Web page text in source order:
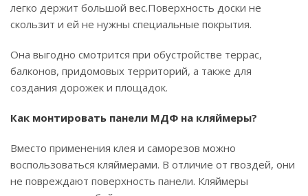
легко держит большой вес.Поверхность доски не
скользит и ей не нужны специальные покрытия.
Она выгодно смотрится при обустройстве террас,
балконов, придомовых территорий, а также для
создания дорожек и площадок.
Как монтировать панели МДФ на кляймеры?
Вместо применения клея и саморезов можно
воспользоваться кляймерами. В отличие от гвоздей, они
не повреждают поверхность панели. Кляймеры